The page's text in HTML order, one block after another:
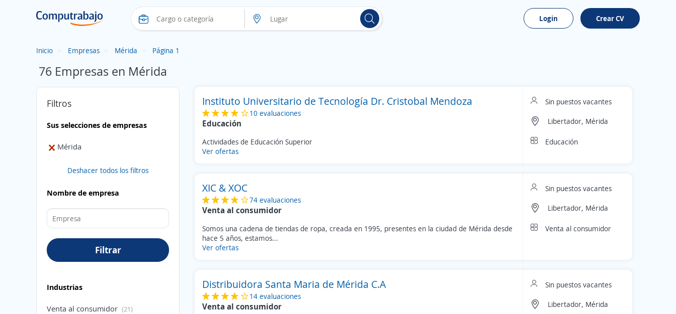
Login Crear CV
Inicio Empresas Mérida Página 1
76 Empresas en Mérida
Filtros
Sus selecciones de empresas
Mérida
Deshacer todos los filtros
Nombre de empresa
Filtrar
Industrias
Venta al consumidor (21)
Instituto Universitario de Tecnología Dr. Cristobal Mendoza
10 evaluaciones
Educación
Actividades de Educación Superior
Ver ofertas
Sin puestos vacantes
Libertador, Mérida
Educación
XIC & XOC
74 evaluaciones
Venta al consumidor
Somos una cadena de tiendas de ropa, creada en 1995, presentes en la ciudad de Mérida desde
hace 5 años, estamos...
Ver ofertas
Sin puestos vacantes
Libertador, Mérida
Venta al consumidor
Distribuidora Santa Maria de Mérida C.A
14 evaluaciones
Venta al consumidor
Sin puestos vacantes
Libertador, Mérida